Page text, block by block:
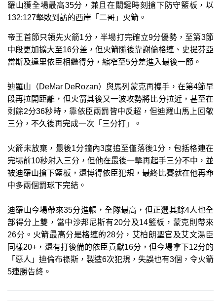
羅山獲全場最高35分，兼且在關鍵時刻搶下防守籃板，以
132:127擊敗到訪的西岸「二哥」火箭。
帝王首節只領先火箭1分，半場打完確立9分優勢，至第3節
中段更加擴大至16分差，但火箭隨後靠謝倫格連、史提芬亞
當斯及達里依臣相繼得分，縮窄至5分差進入最後一節。
迪羅山（DeMar DeRozan）與馬列蒙克再攜手，在第4節早
段再拉開距離，但火箭其後又一波攻勢將比分拉近，甚至在
剩餘2分36秒時，靠依臣兩罰皆中反超，但迪羅山馬上回敬
三分，不久後再完成一次「三分打」。
火箭未放棄，最後1分鐘內3度追至僅落後1分，包括格連在
完場前10秒射入三分，但他在最後一擊再起手三分不中，並
被迪羅山搶下籃板，還博得依臣犯規，最終比賽就在他再命
中多兩個罰球下完結。
迪羅山今場帶來35分進帳，全隊最高，但正選其餘4人也全
部得分上雙，當中沙邦尼斯有20分及14籃板，蒙克則帶來
26分。火箭最高分是格連的28分，艾柏朗聖官及艾文湯臣
同樣20+，還有打後備的依臣貢獻16分，但今場拿下12分的
「惡人」迪倫布祿斯，製造6次犯規，失誤也有3個，令火箭
5連勝告終。